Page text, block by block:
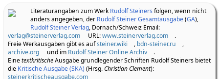
Literaturangaben zum WerkRudolf Steinersfolgen, wenn nicht
anders angegeben, der Rudolf Steiner Gesamtausgabe(GA),
Rudolf Steiner Verlag, Dornach/Schweiz Email:
verlag@steinerverlag.com
URL:www.steinerverlag.com
.
Freie Werkausgaben gibt es aufsteiner.wiki , bdn-steiner.ru
,
archive.org
und im Rudolf Steiner Online Archiv
.
EinetextkritischeAusgabe grundlegender Schriften Rudolf Steiners bietet
die Kritische Ausgabe (SKA)(Hrsg.Christian Clement):
steinerkritischeausgabe.com